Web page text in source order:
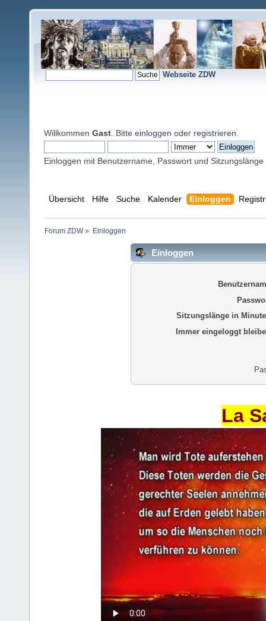
Webseite ZDW
Willkommen Gast . Bitte einloggen oder registrieren
Einloggen mit Benutzername, Passwort und Sitzungslänge
Übersicht Hilfe Suche Kalender Einloggen
Forum ZDW» Einloggen
Einloggen
Sitzungslänge in
Immer eingeloggt
La